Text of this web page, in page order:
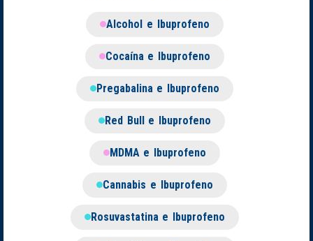
Alcohol e Ibuprofeno
Cocaína e Ibuprofeno
Pregabalina e Ibuprofeno
Red Bull e Ibuprofeno
MDMA e Ibuprofeno
Cannabis e Ibuprofeno
Rosuvastatina e Ibuprofeno